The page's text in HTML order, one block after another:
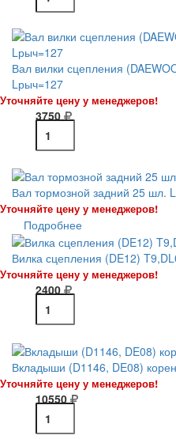
Вал вилки сцепления
Lрыч=127
Уточняйте цену у менеджеров!
3750
Вал тормозной задний 25 шл.
Уточняйте цену у менеджеров!
Подробнее
Вилка сцепления (DE12)
Уточняйте цену у менеджеров!
2400
Вкладыши (D1146, DE08)
Уточняйте цену у менеджеров!
10550